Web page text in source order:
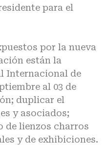
para el
por la nueva
están la
Internacional de
al 03 de
duplicar el
y asociados;
de lienzos charros
y de exhibiciones.